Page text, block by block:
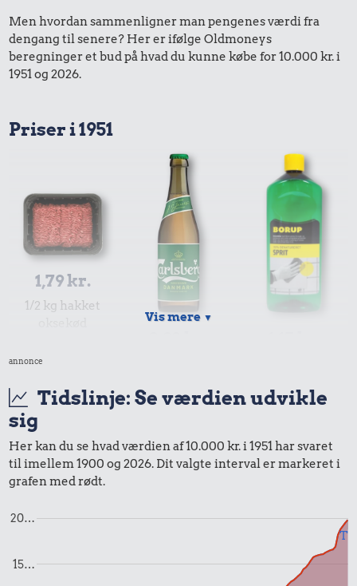
Men hvordan sammenligner man pengenes værdi fra
dengang til senere? Her er ifølge Oldmoneys
beregninger et bud på hvad du kunne købe for 10.000 kr. i
1951 og 2026.
Priser i 1951
1,79 kr.
1/2 kg hakket
0,97 kr.
Taxatur,
164 kr.
Vis mere ▼
annonce
Tidslinje: Se værdien udvikle
sig
Her kan du se hvad værdien af 10.000 kr. i 1951 har svaret
til imellem 1900 og 2026. Dit valgte interval er markeret i
grafen med rødt.
15…
20…
Til